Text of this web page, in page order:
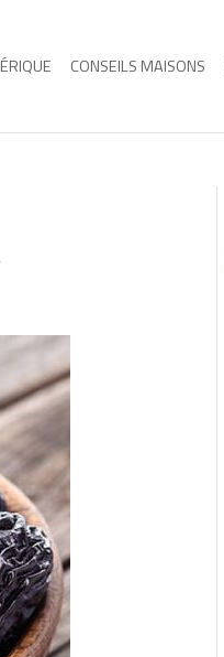
CONSEILS MAISONS